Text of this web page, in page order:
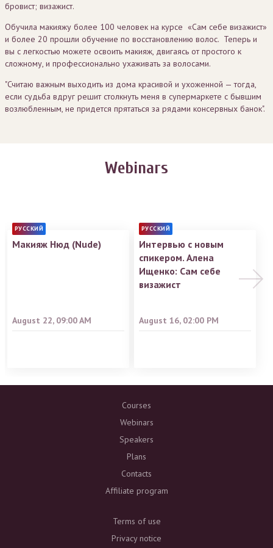
бровист; визажист.
Обучила макияжу более 100 человек на курсе «Сам себе визажист»
и более 20 прошли обучение по восстановлению волос. Теперь и
вы с легкостью можете освоить макияж, двигаясь от простого к
сложному, и профессионально ухаживать за волосами.
"Считаю важным выходить из дома красивой и ухоженной — тогда,
если судьба вдруг решит столкнуть меня в супермаркете с бывшим
возлюбленным, не придется прятаться за рядами консервных банок".
Webinars
РУССКИЙ
Макияж Нюд (Nude)
August 22, 09:00 AM
РУССКИЙ
Интервью с новым
спикером. Алена
Ищенко: Сам себе
визажист
August 16, 02:00 PM
Courses
Webinars
Speakers
Plans
Contacts
Affiliate program
Terms of use
Privacy notice